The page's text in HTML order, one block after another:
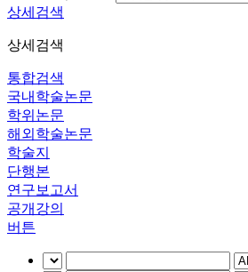
상세검색
상세검색
통합검색
국내학술논문
학위논문
해외학술논문
학술지
단행본
연구보고서
공개강의
버튼